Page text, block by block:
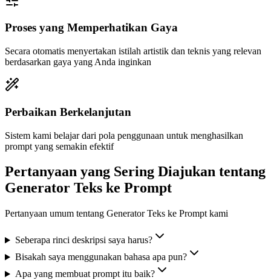
Proses yang Memperhatikan Gaya
Secara otomatis menyertakan istilah artistik dan teknis yang relevan
berdasarkan gaya yang Anda inginkan
Perbaikan Berkelanjutan
Sistem kami belajar dari pola penggunaan untuk menghasilkan
prompt yang semakin efektif
Pertanyaan yang Sering Diajukan tentang
Generator Teks ke Prompt
Pertanyaan umum tentang Generator Teks ke Prompt kami
Seberapa rinci deskripsi saya harus?
Bisakah saya menggunakan bahasa apa pun?
Apa yang membuat prompt itu baik?